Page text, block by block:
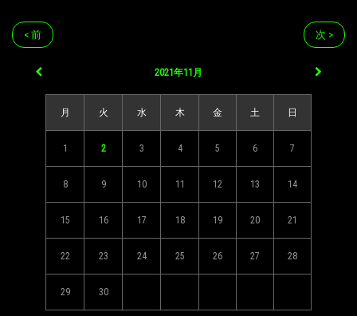
< 前 次 >
2021年11月
月 火 水 木 金 土 日
1 2 3 4 5 6 7
8 9 10 11 12 13 14
15 16 17 18 19 20 21
22 23 24 25 26 27 28
29 30